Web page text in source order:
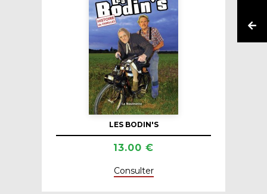
LES BODIN'S
13.00 €
Consulter